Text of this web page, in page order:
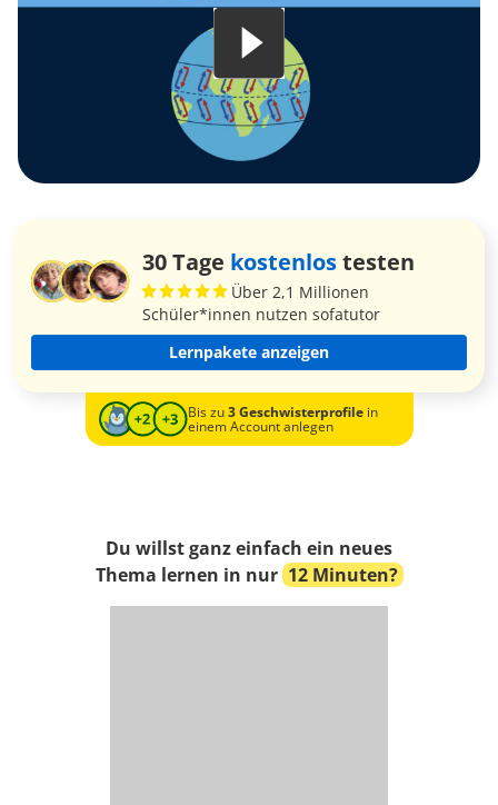
30 Tage kostenlostesten
Über 2,1 Millionen
Schüler*innen nutzen sofatutor
Lernpakete anzeigen
Bis zu3 Geschwisterprofilein
einem Account anlegen
Du willst ganz einfach ein neues
Thema lernen in nur 12 Minuten?